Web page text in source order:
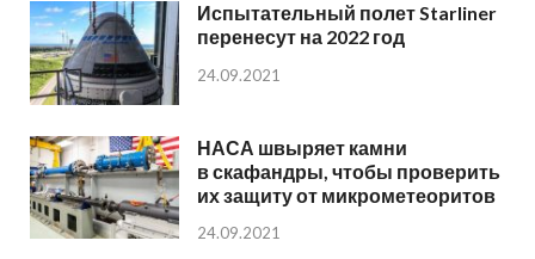
Испытательный полет Starliner
перенесут на 2022 год
24.09.2021
НАСА швыряет камни
в скафандры, чтобы проверить
их защиту от микрометеоритов
24.09.2021